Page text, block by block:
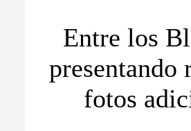
Entre los
presentando
fotos